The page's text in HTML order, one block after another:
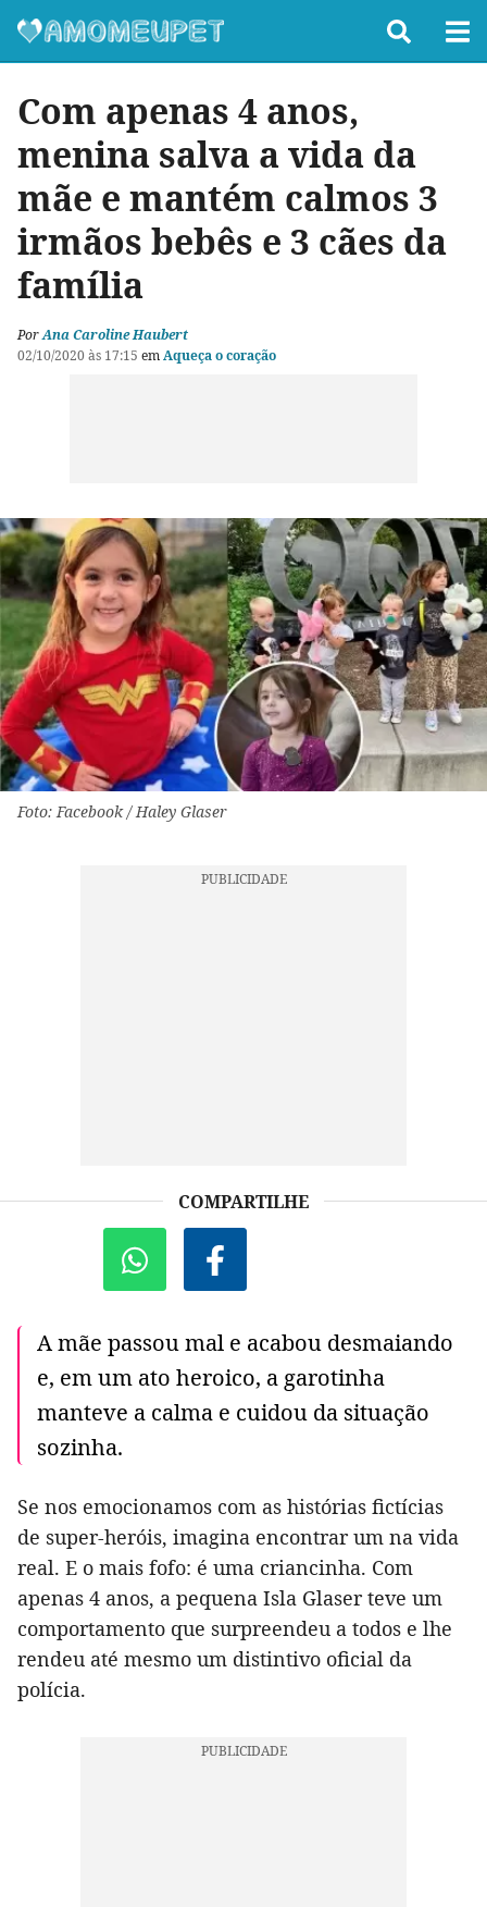
Com apenas 4 anos,
menina salva a vida da
mãe e mantém calmos 3
irmãos bebês e 3 cães da
família
PorAna Caroline Haubert
02/10/2020 às 17:15 emAqueça o coração
Foto: Facebook / Haley Glaser
COMPARTILHE
A mãe passou mal e acabou desmaiando
e, em um ato heroico, a garotinha
manteve a calma e cuidou da situação
sozinha.
Se nos emocionamos com as histórias fictícias
de super-heróis, imagina encontrar um na vida
real. E o mais fofo: é uma criancinha. Com
apenas 4 anos, a pequena Isla Glaser teve um
comportamento que surpreendeu a todos e lhe
rendeu até mesmo um distintivo oficial da
polícia.